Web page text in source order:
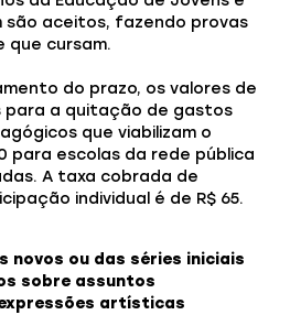
são aceitos, fazendo provas
que cursam.
do prazo, os valores de
para a quitação de gastos
que viabilizam o
para escolas da rede pública
A taxa cobrada de
individual é de R$ 65.
novos ou das séries iniciais
sobre assuntos
artísticas